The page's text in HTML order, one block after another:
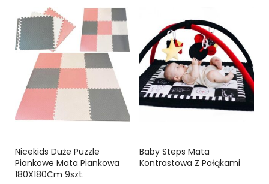
Nicekids Duże Puzzle
Piankowe Mata Piankowa
180X180Cm 9szt.
Baby Steps Mata
Kontrastowa Z Pałąkami